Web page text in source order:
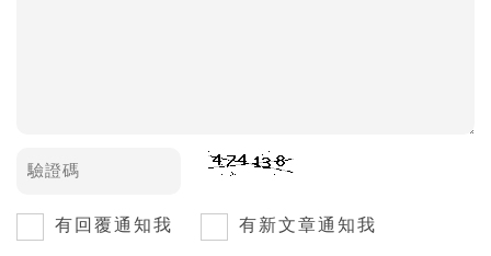
有回覆通知我 有新文章通知我